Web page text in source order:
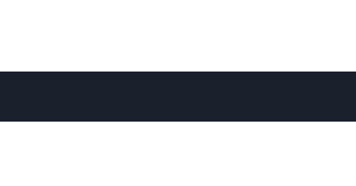
© 2026 Changer de vie et voyager